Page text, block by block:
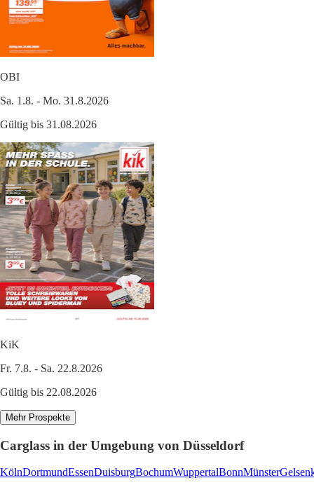
OBI
Sa. 1.8. - Mo. 31.8.2026
Gültig bis 31.08.2026
KiK
Fr. 7.8. - Sa. 22.8.2026
Gültig bis 22.08.2026
Mehr Prospekte
Carglass in der Umgebung von Düsseldorf
KölnDortmundEssenDuisburgBochumWuppertalBonnMünster